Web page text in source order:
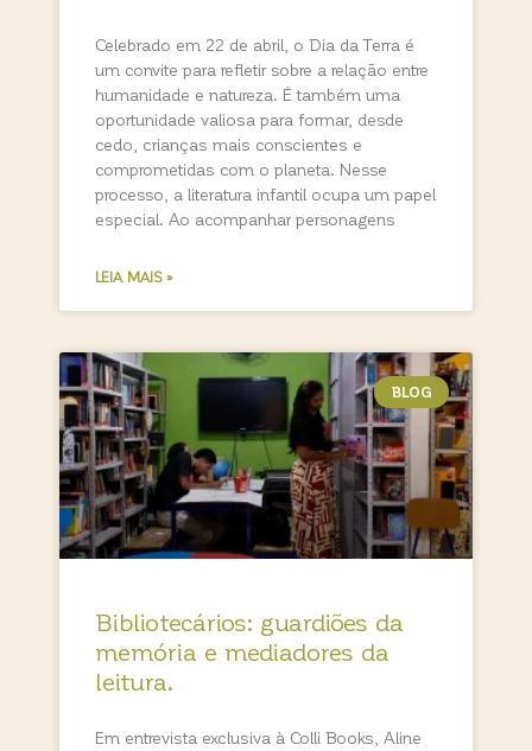
Celebrado em 22 de abril, o Dia da Terra é
um convite para refletir sobre a relação entre
humanidade e natureza. É também uma
oportunidade valiosa para formar, desde
cedo, crianças mais conscientes e
comprometidas com o planeta. Nesse
processo, a literatura infantil ocupa um papel
especial. Ao acompanhar personagens
LEIA MAIS »
BLOG
Bibliotecários: guardiões da
memória e mediadores da
leitura.
Em entrevista exclusiva à Colli Books, Aline